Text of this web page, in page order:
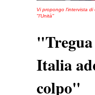
Vi propongo l'intervista
"l'Unità"
Italia
colpo"